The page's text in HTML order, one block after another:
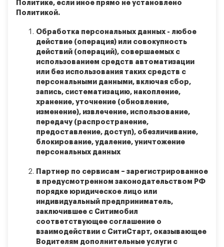
Политике, если иное прямо не установлено
Политикой.
Обработка персональных данных - любое
действие (операция) или совокупность
действий (операций), совершаемых с
использованием средств автоматизации
или без использования таких средств с
персональными данными, включая сбор,
запись, систематизацию, накопление,
хранение, уточнение (обновление,
изменение), извлечение, использование,
передачу (распространение,
предоставление, доступ), обезличивание,
блокирование, удаление, уничтожение
персональных данных
Партнер по сервисам – зарегистрированное
в предусмотренном законодательством РФ
порядке юридическое лицо или
индивидуальный предприниматель,
заключившее с Ситимобил
соответствующее соглашение о
взаимодействии с СитиСтарт, оказывающее
Водителям дополнительные услуги с